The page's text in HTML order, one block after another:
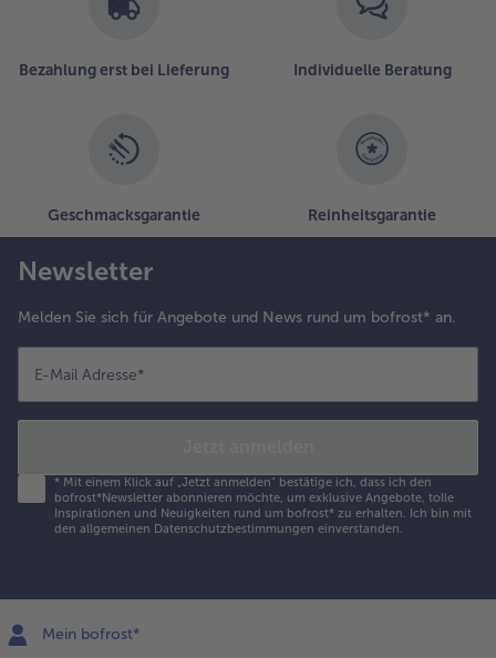
in
Bezahlung erst bei Lieferung Individuelle Beratung
Geschmacksgarantie Reinheitsgarantie
Newsletter
Melden Sie sich für Angebote und News rund um bofrost* an.
E-Mail Adresse*
* Mit einem Klick auf „Jetzt anmelden" bestätige ich, dass ich den
bofrost*Newsletter abonnieren möchte, um exklusive Angebote, tolle
Inspirationen und Neuigkeiten rund um bofrost* zu erhalten. Ich bin mit
den allgemeinen Datenschutzbestimmungen einverstanden.
Mein bofrost*